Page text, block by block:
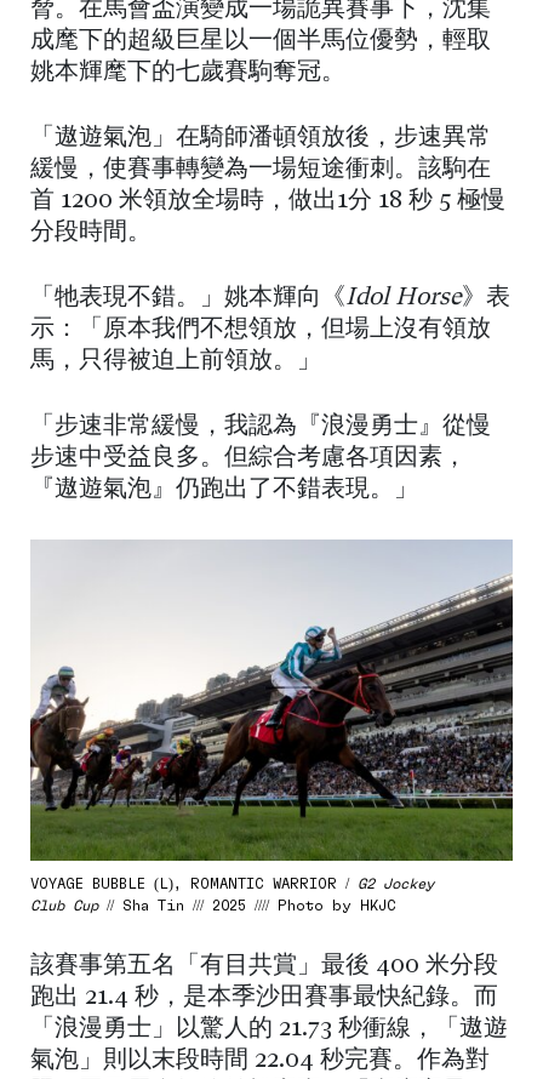
脅。在馬會盃演變成一場詭異賽事下，沈集
成麾下的超級巨星以一個半馬位優勢，輕取
姚本輝麾下的七歲賽駒奪冠。
「遨遊氣泡」在騎師潘頓領放後，步速異常
緩慢，使賽事轉變為一場短途衝刺。該駒在
首 1200 米領放全場時，做出1分 18 秒 5 極慢
分段時間。
「牠表現不錯。」姚本輝向《Idol Horse》表
示：「原本我們不想領放，但場上沒有領放
馬，只得被迫上前領放。」
「步速非常緩慢，我認為『浪漫勇士』從慢
步速中受益良多。但綜合考慮各項因素，
『遨遊氣泡』仍跑出了不錯表現。」
VOYAGE BUBBLE (L), ROMANTIC WARRIOR / G2 Jockey
Club Cup// Sha Tin /// 2025 //// Photo by HKJC
該賽事第五名「有目共賞」最後 400 米分段
跑出 21.4 秒，是本季沙田賽事最快紀錄。而
「浪漫勇士」以驚人的 21.73 秒衝線，「遨遊
氣泡」則以末段時間 22.04 秒完賽。作為對